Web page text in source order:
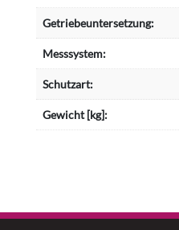
Getriebeuntersetzung:
Messsystem:
Schutzart:
Gewicht [kg]: